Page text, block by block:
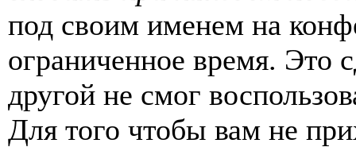
под своим именем на
ограниченное время. Это
другой не смог
Для того чтобы вам не